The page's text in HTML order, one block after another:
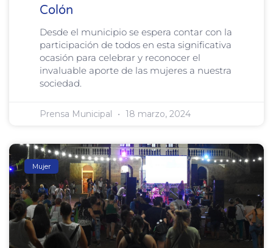
Colón
Desde el municipio se espera contar con la
participación de todos en esta significativa
ocasión para celebrar y reconocer el
invaluable aporte de las mujeres a nuestra
sociedad.
Prensa Municipal 18 marzo, 2024
Mujer